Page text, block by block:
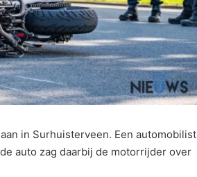
in Surhuisterveen. Een automobilist
auto zag daarbij de motorrijder over